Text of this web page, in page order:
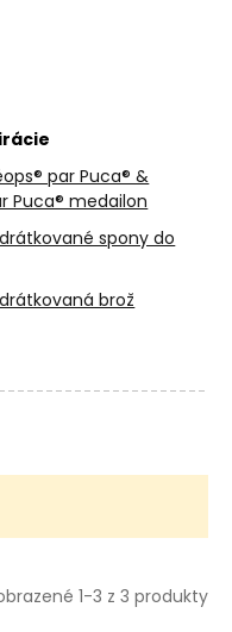
par Puca® &
Puca® medailon
spony do
brož
1-3 z 3 produkty